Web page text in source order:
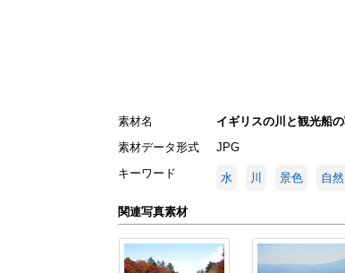
素材名
イギリスの川と観光船
素材データ形式
JPG
キーワード
水 川 景色 自然
関連写真素材